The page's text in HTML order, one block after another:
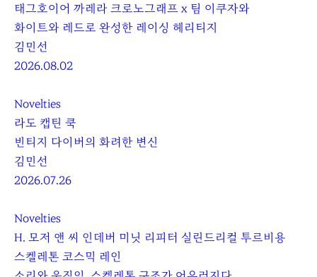
태그호이어 까레라 크로노그래프 x 팀 이쿠자와
화이트와 레드로 완성한 레이싱 헤리티지
김민선
2026.08.02
Novelties
라도 캡틴 쿡
빈티지 다이버의 화려한 변신
김민선
2026.07.26
Novelties
H. 모저 앤 씨 인데버 미닛 리피터 실린드리컬 투르비용
스켈레톤 코스믹 레인